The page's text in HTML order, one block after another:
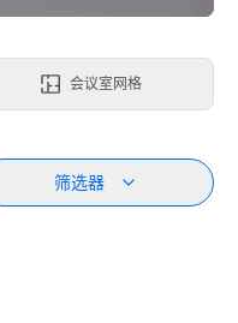
会议室网格
筛选器